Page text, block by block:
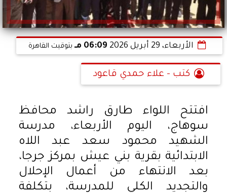
الأربعاء، 29 أبريل 2026 06:09 مـ بتوقيت القاهرة
كتب - علاء حمدي قاعود
افتتح اللواء طارق راشد محافظ
سوهاج، اليوم الأربعاء، مدرسة
الشهيد محمود سعد عبد اللاه
الابتدائية بقرية بني عيش بمركز جرجا،
بعد الانتهاء من أعمال الإحلال
والتجديد الكلي للمدرسة، بتكلفة